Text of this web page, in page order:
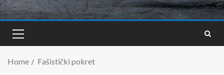
Home Fašistički pokret